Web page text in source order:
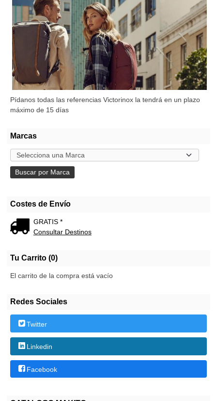
Pídanos todas las referencias Victorinox la tendrá en un plazo
máximo de 15 días
Marcas
Costes de Envío
GRATIS *
Consultar Destinos
Tu Carrito (0)
El carrito de la compra está vacío
Redes Sociales
Twitter
Linkedin
Facebook